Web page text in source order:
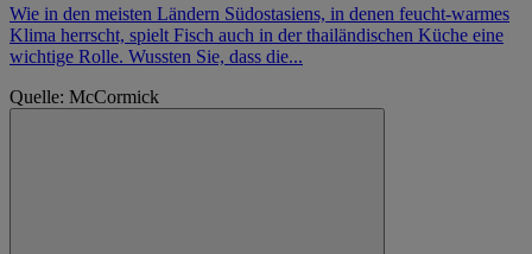
Wie in den meisten Ländern Südostasiens, in denen feucht-warmes
Klima herrscht, spielt Fisch auch in der thailändischen Küche eine
wichtige Rolle. Wussten Sie, dass die...
Quelle: McCormick